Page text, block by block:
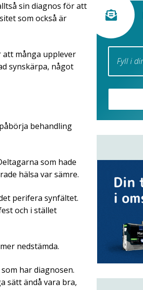
sin diagnos för att
som också är
många upplever
synskärpa, något
behandling
som hade
hälsa var sämre.
perifera synfältet.
och i stället
nedstämda.
har diagnosen.
sätt ändå vara bra,